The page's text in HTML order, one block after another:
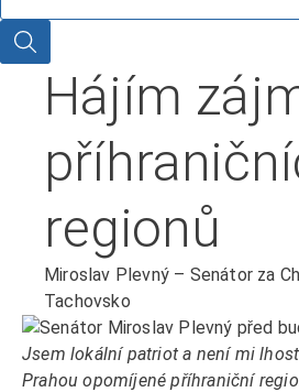
Hledat
Hájím
regionů
Miroslav Plevný – Senátor za
Tachovsko
Jsem lokální patriot a není mi
Prahou opomíjené příhraniční